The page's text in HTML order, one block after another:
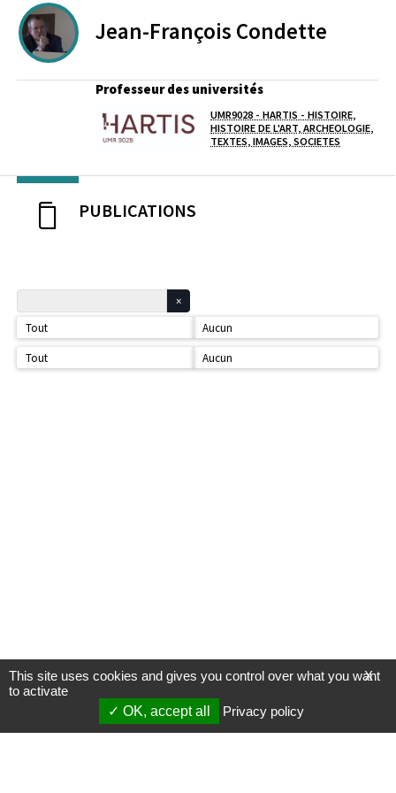
Jean-François Condette
Professeur des universités
Laboratoire / équipe
UMR9028 - HARTIS - HISTOIRE,
HISTOIRE DE L'ART, ARCHEOLOGIE,
TEXTES, IMAGES, SOCIETES
PUBLICATIONS
Tout
Aucun
Tout
Aucun
X
This site uses cookies and gives you control over what you want
to activate
OK, accept all
Privacy policy